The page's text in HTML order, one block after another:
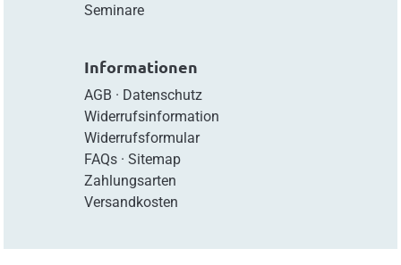
Seminare
Informationen
AGB · Datenschutz
Widerrufsinformation
Widerrufsformular
FAQs· Sitemap
Zahlungsarten
Versandkosten